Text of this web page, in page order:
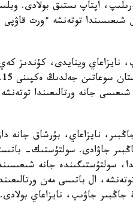
گرادۋسقا دەيىن كوتەرىلىپ، اپتاپ ىستىق
توتەنشە ءورت قاۋپى
نايزاعاي وينايدى، كۇندىز
جانە ورتالىعىندا
نايزاعاي، بۇرشاق جانە
جاۋادى. سولتۇستىك-
ال باتىسى مەن
جاڭبىر جاۋىپ، نايزاعاي بولادى.